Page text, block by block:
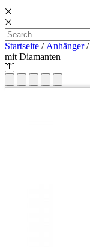
Search
for:
Startseite / Anhänger/
mit Diamanten